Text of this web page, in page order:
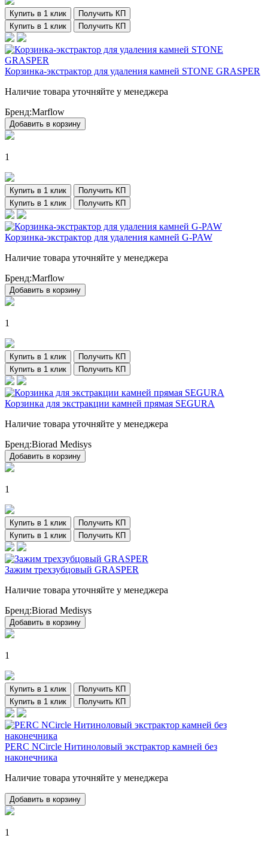
Купить в 1 клик
Получить КП
Купить в 1 клик
Получить КП
Корзинка-экстрактор для удаления камней STONE GRASPER
Наличие товара уточняйте у менеджера
Бренд:Marflow
Добавить в корзину
1
Купить в 1 клик
Получить КП
Купить в 1 клик
Получить КП
Корзинка-экстрактор для удаления камней G-PAW
Наличие товара уточняйте у менеджера
Бренд:Marflow
Добавить в корзину
1
Купить в 1 клик
Получить КП
Купить в 1 клик
Получить КП
Корзинка для экстракции камней прямая SEGURA
Наличие товара уточняйте у менеджера
Бренд:Biorad Medisys
Добавить в корзину
1
Купить в 1 клик
Получить КП
Купить в 1 клик
Получить КП
Зажим трехзубцовый GRASPER
Наличие товара уточняйте у менеджера
Бренд:Biorad Medisys
Добавить в корзину
1
Купить в 1 клик
Получить КП
Купить в 1 клик
Получить КП
PERC NCircle Нитиноловый экстрактор камней без
наконечника
Наличие товара уточняйте у менеджера
Добавить в корзину
1